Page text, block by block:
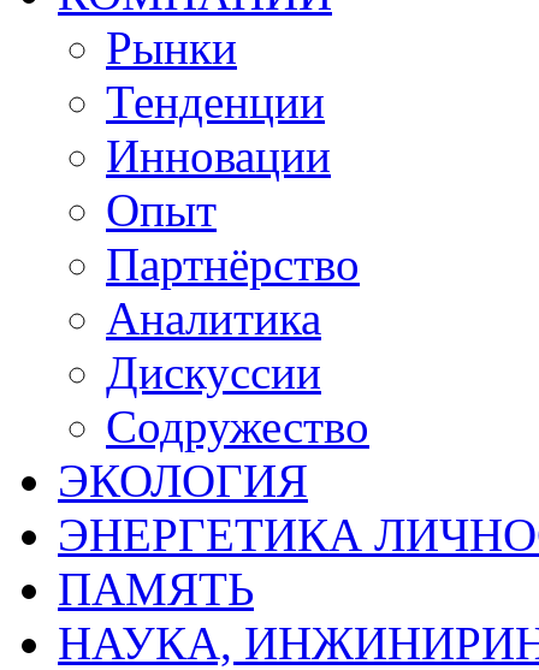
Рынки
Тенденции
Инновации
Опыт
Партнёрство
Аналитика
Дискуссии
Содружество
ЭКОЛОГИЯ
ЭНЕРГЕТИКА
ПАМЯТЬ
НАУКА,